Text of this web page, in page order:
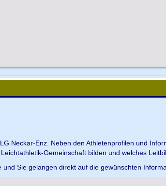
Neckar-Enz. Neben den Athletenprofilen und
Gemeinschaft bilden und welches
Sie gelangen direkt auf die gewünschten